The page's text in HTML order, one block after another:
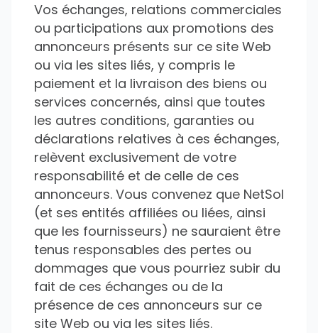
Vos échanges, relations commerciales
ou participations aux promotions des
annonceurs présents sur ce site Web
ou via les sites liés, y compris le
paiement et la livraison des biens ou
services concernés, ainsi que toutes
les autres conditions, garanties ou
déclarations relatives à ces échanges,
relèvent exclusivement de votre
responsabilité et de celle de ces
annonceurs. Vous convenez que NetSol
(et ses entités affiliées ou liées, ainsi
que les fournisseurs) ne sauraient être
tenus responsables des pertes ou
dommages que vous pourriez subir du
fait de ces échanges ou de la
présence de ces annonceurs sur ce
site Web ou via les sites liés.